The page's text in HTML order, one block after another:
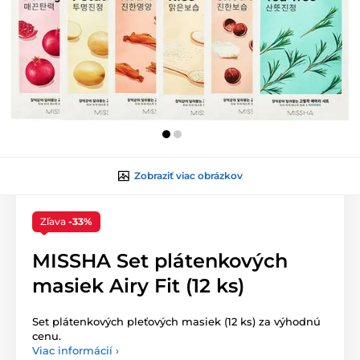
Zobraziť viac obrázkov
Zľava -33%
MISSHA Set plátenkových
masiek Airy Fit (12 ks)
Set plátenkových pleťových masiek (12 ks) za výhodnú
cenu.
Viac informácií ›